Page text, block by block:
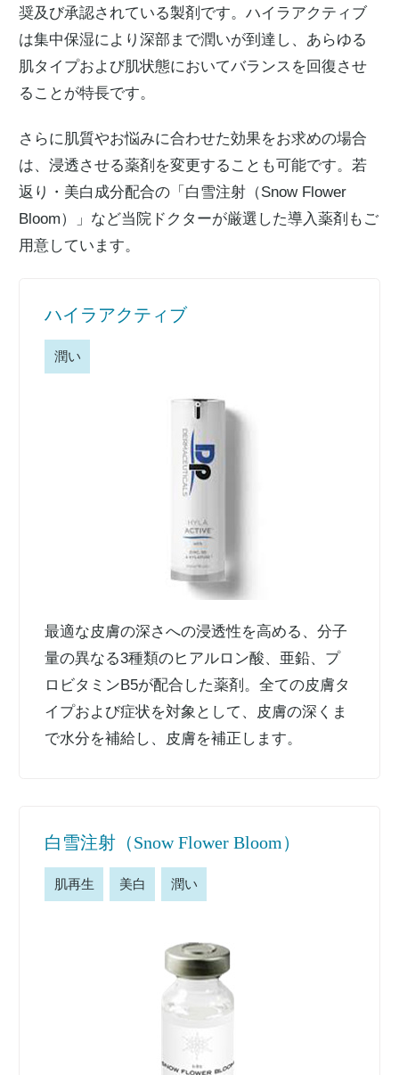
奨及び承認されている製剤です。ハイラアクティブ
は集中保湿により深部まで潤いが到達し、あらゆる
肌タイプおよび肌状態においてバランスを回復させ
ることが特長です。
さらに肌質やお悩みに合わせた効果をお求めの場合
は、浸透させる薬剤を変更することも可能です。若
返り・美白成分配合の「白雪注射（Snow Flower
Bloom）」など当院ドクターが厳選した導入薬剤もご
用意しています。
ハイラアクティブ
潤い
最適な皮膚の深さへの浸透性を高める、分子
量の異なる3種類のヒアルロン酸、亜鉛、プ
ロビタミンB5が配合した薬剤。全ての皮膚タ
イプおよび症状を対象として、皮膚の深くま
で水分を補給し、皮膚を補正します。
白雪注射（Snow Flower Bloom）
肌再生 美白 潤い